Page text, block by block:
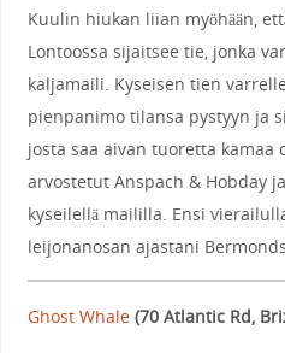
Kuulin hiukan liian myöhään,
Lontoossa sijaitsee tie, jonka
kaljamaili. Kyseisen tien
pienpanimo tilansa pystyyn ja
josta saa aivan tuoretta kamaa
arvostetut Anspach & Hobday
kyseilellä maililla. Ensi
leijonanosan ajastani
Ghost Whale (70 Atlantic Rd,